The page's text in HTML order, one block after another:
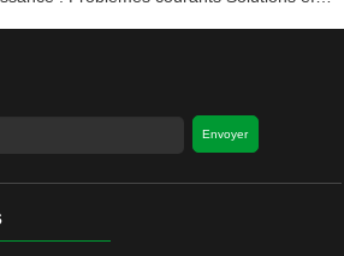
Envoyer